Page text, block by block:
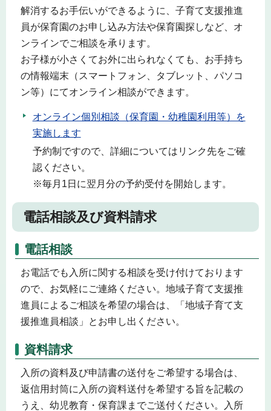
解消するお手伝いができるように、子育て支援推進
員が保育園のお申し込み方法や保育園探しなど、オ
ンラインでご相談を承ります。
お子様が小さくてお外に出られなくても、お手持ち
の情報端末（スマートフォン、タブレット、パソコ
ン等）にてオンライン相談ができます。
オンライン個別相談（保育園・幼稚園利用等）を
実施します
予約制ですので、詳細についてはリンク先をご確
認ください。
※毎月1日に翌月分の予約受付を開始します。
電話相談及び資料請求
電話相談
お電話でも入所に関する相談を受け付けております
ので、お気軽にご連絡ください。地域子育て支援推
進員によるご相談を希望の場合は、「地域子育て支
援推進員相談」とお申し出ください。
資料請求
入所の資料及び申請書の送付をご希望する場合は、
返信用封筒に入所の資料送付を希望する旨を記載の
うえ、幼児教育・保育課までご送付ください。入所